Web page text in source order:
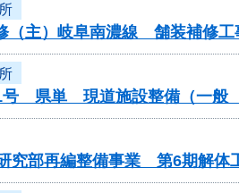
主）岐阜南濃線 舗装補修工
号 県単 現道施設整備（一
究部再編整備事業 第6期解体